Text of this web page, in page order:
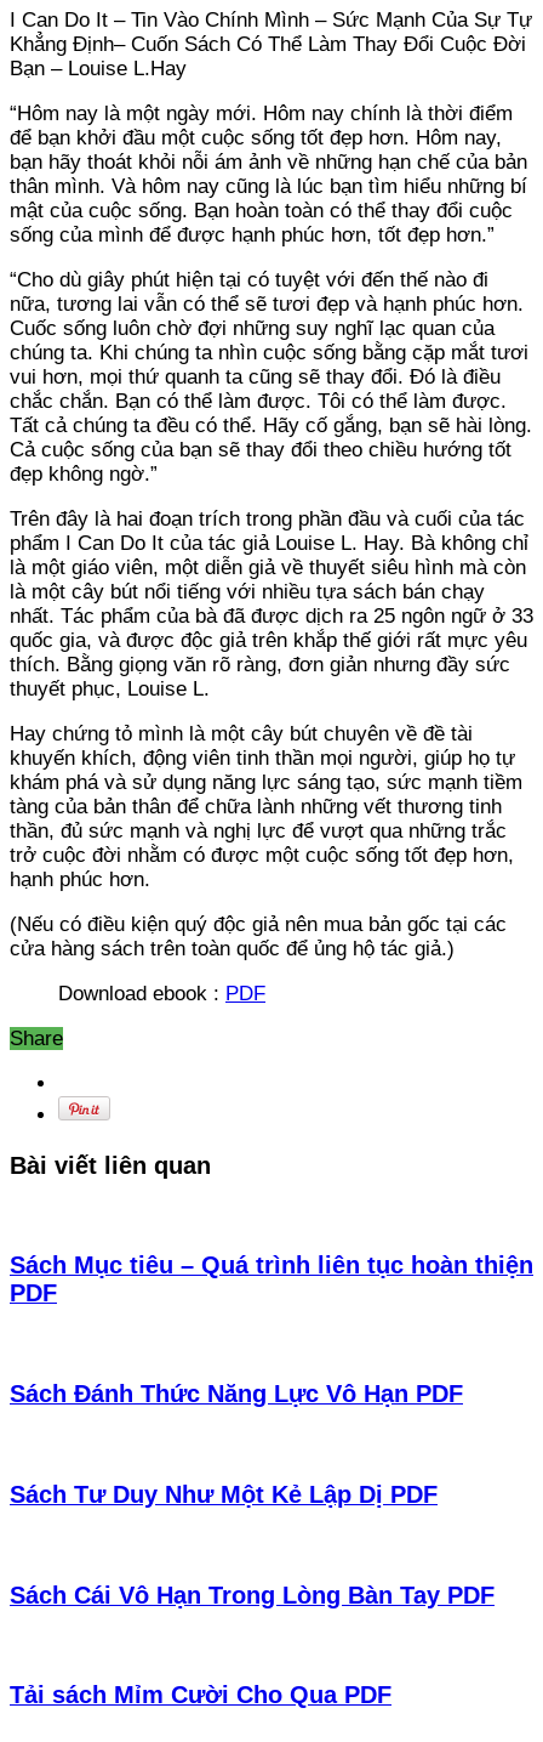
I Can Do It – Tin Vào Chính Mình – Sức Mạnh Của Sự Tự
Khẳng Định– Cuốn Sách Có Thể Làm Thay Đổi Cuộc Đời
Bạn – Louise L.Hay
“Hôm nay là một ngày mới. Hôm nay chính là thời điểm
để bạn khởi đầu một cuộc sống tốt đẹp hơn. Hôm nay,
bạn hãy thoát khỏi nỗi ám ảnh về những hạn chế của bản
thân mình. Và hôm nay cũng là lúc bạn tìm hiểu những bí
mật của cuộc sống. Bạn hoàn toàn có thể thay đổi cuộc
sống của mình để được hạnh phúc hơn, tốt đẹp hơn.”
“Cho dù giây phút hiện tại có tuyệt với đến thế nào đi
nữa, tương lai vẫn có thể sẽ tươi đẹp và hạnh phúc hơn.
Cuốc sống luôn chờ đợi những suy nghĩ lạc quan của
chúng ta. Khi chúng ta nhìn cuộc sống bằng cặp mắt tươi
vui hơn, mọi thứ quanh ta cũng sẽ thay đổi. Đó là điều
chắc chắn. Bạn có thể làm được. Tôi có thể làm được.
Tất cả chúng ta đều có thể. Hãy cố gắng, bạn sẽ hài lòng.
Cả cuộc sống của bạn sẽ thay đổi theo chiều hướng tốt
đẹp không ngờ.”
Trên đây là hai đoạn trích trong phần đầu và cuối của tác
phẩm I Can Do It của tác giả Louise L. Hay. Bà không chỉ
là một giáo viên, một diễn giả về thuyết siêu hình mà còn
là một cây bút nổi tiếng với nhiều tựa sách bán chạy
nhất. Tác phẩm của bà đã được dịch ra 25 ngôn ngữ ở 33
quốc gia, và được độc giả trên khắp thế giới rất mực yêu
thích. Bằng giọng văn rõ ràng, đơn giản nhưng đầy sức
thuyết phục, Louise L.
Hay chứng tỏ mình là một cây bút chuyên về đề tài
khuyến khích, động viên tinh thần mọi người, giúp họ tự
khám phá và sử dụng năng lực sáng tạo, sức mạnh tiềm
tàng của bản thân để chữa lành những vết thương tinh
thần, đủ sức mạnh và nghị lực để vượt qua những trắc
trở cuộc đời nhằm có được một cuộc sống tốt đẹp hơn,
hạnh phúc hơn.
(Nếu có điều kiện quý độc giả nên mua bản gốc tại các
cửa hàng sách trên toàn quốc để ủng hộ tác giả.)
Download ebook : PDF
Share
Bài viết liên quan
Sách Mục tiêu – Quá trình liên tục hoàn thiện
PDF
Sách Đánh Thức Năng Lực Vô Hạn PDF
Sách Tư Duy Như Một Kẻ Lập Dị PDF
Sách Cái Vô Hạn Trong Lòng Bàn Tay PDF
Tải sách Mỉm Cười Cho Qua PDF